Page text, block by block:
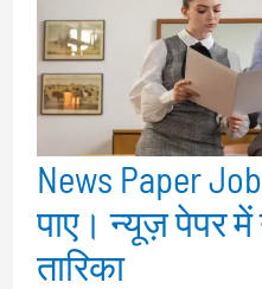
News Paper
पाए। न्यूज़ पेपर में
तारिका